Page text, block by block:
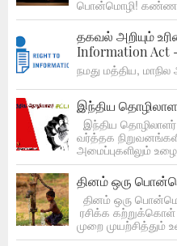
பொன்மொழி!
தகவல் அறியும்
Information Act
நமது மத்திய,
இந்திய
இந்திய
வர்த்தக
அமைப்புகளிலும்
தினம் ஒரு
தினம் ஒரு
ரசிக்க கற்றுக்கொள்
முறை முயற்சித்தும்